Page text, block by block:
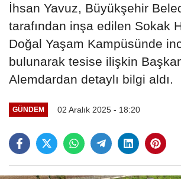
İhsan Yavuz, Büyükşehir
tarafından inşa edilen Sokak
Doğal Yaşam Kampüsünde
bulunarak tesise ilişkin
Alemdardan detaylı bilgi aldı.
GÜNDEM 02 Aralık 2025 - 18:20